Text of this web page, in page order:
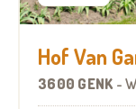
Hof Van
3600 GENK -